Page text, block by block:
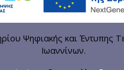
Ψηφιακής και Έντυπης
Ιωαννίνων.